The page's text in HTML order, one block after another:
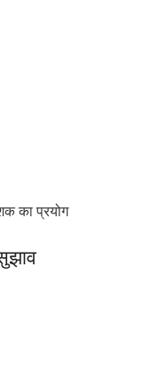
का प्रयोग